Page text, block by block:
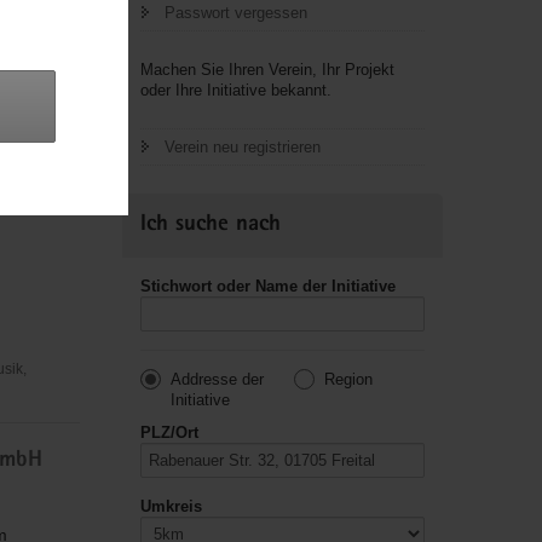
Passwort vergessen
Machen Sie Ihren Verein, Ihr Projekt
oder Ihre Initiative bekannt.
Verein neu registrieren
Ich suche nach
Stichwort oder Name der Initiative
Addresse der
Initiative
Region
PLZ/Ort
Umkreis